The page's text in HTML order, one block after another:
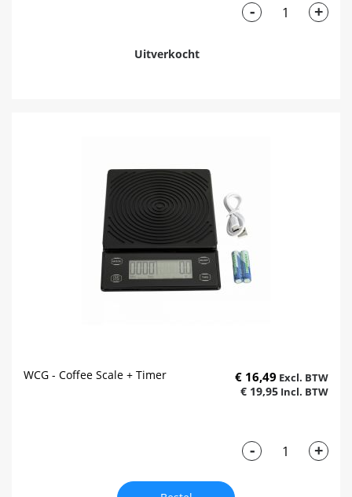
- +
Uitverkocht
WCG - Coffee Scale + Timer € 16,49
€ 19,95
- +